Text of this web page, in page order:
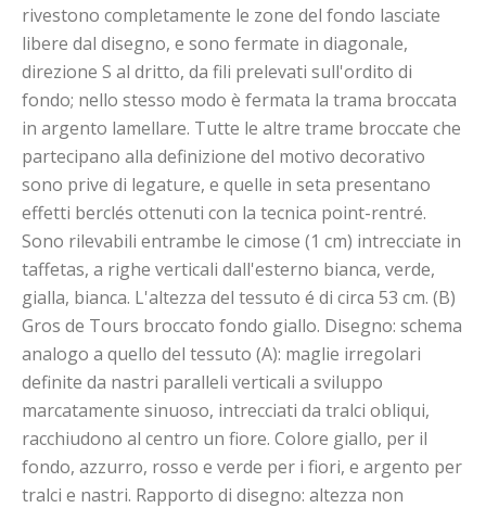
rivestono completamente le zone del fondo lasciate
libere dal disegno, e sono fermate in diagonale,
direzione S al dritto, da fili prelevati sull'ordito di
fondo; nello stesso modo è fermata la trama broccata
in argento lamellare. Tutte le altre trame broccate che
partecipano alla definizione del motivo decorativo
sono prive di legature, e quelle in seta presentano
effetti berclés ottenuti con la tecnica point-rentré.
Sono rilevabili entrambe le cimose (1 cm) intrecciate in
taffetas, a righe verticali dall'esterno bianca, verde,
gialla, bianca. L'altezza del tessuto é di circa 53 cm. (B)
Gros de Tours broccato fondo giallo. Disegno: schema
analogo a quello del tessuto (A): maglie irregolari
definite da nastri paralleli verticali a sviluppo
marcatamente sinuoso, intrecciati da tralci obliqui,
racchiudono al centro un fiore. Colore giallo, per il
fondo, azzurro, rosso e verde per i fiori, e argento per
tralci e nastri. Rapporto di disegno: altezza non